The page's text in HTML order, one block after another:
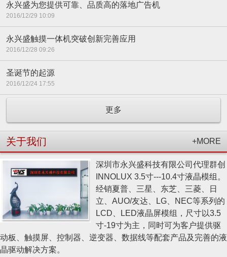
永兴盛为您提供可靠、品质高的落地广告机
2016/12/29 10:09
永兴盛触摸一体机突破创新完善应用
2016/12/28 09:26
圣诞节的起源
2016/12/24 17:55
更多
关于我们 +MORE
深圳市永兴盛科技有限公司代理群创
INNOLUX 3.5寸---10.4寸液晶模组。
经销夏普、三星、东芝、三菱、日
立、AUO/友达、LG、NEC等系列的
LCD、LED液晶屏模组，尺寸以3.5
寸-19寸为主，同时可为客户提供驱
动板、触摸屏、控制器、逆变器、数据线等配套产品及完善的液
晶驱动解决方案。